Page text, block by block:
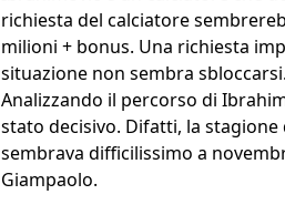
richiesta del calciatore
milioni + bonus. Una richiesta
situazione non sembra
Analizzando il percorso di
stato decisivo. Difatti, la
sembrava difficilissimo a
Giampaolo.